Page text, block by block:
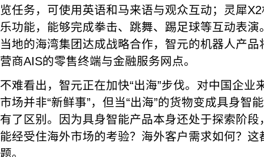
览任务，可使用英语和马来语与观众互动；灵犀
乐功能，能够完成拳击、跳舞、踢足球等互动表
当地的海湾集团达成战略合作，智元的机器人产
营商AIS的零售终端与金融服务网点。
不难看出，智元正在加快“出海”步伐。对中国企业
市场并非“新鲜事”，但当“出海”的货物变成具身智
有了区别。因为具身智能产品本身还处于探索阶
能经受住海外市场的考验？海外客户需求如何？
题。